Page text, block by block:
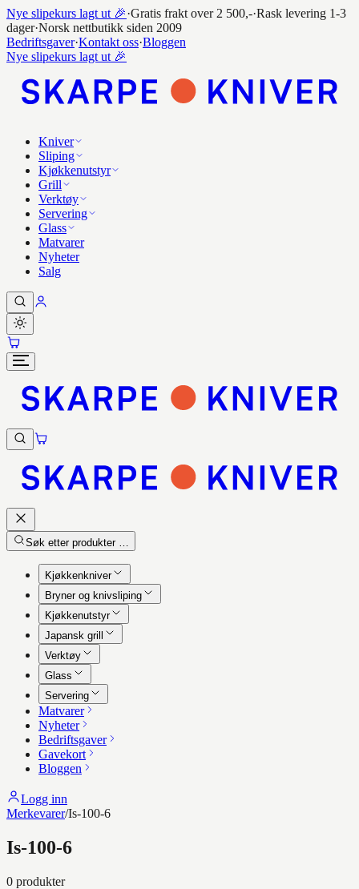
Nye slipekurs lagt ut 🎉·Gratis frakt over 2 500,-·Rask levering 1-3
dager·Norsk nettbutikk siden 2009
Bedriftsgaver·Kontakt oss·Bloggen
Nye slipekurs lagt ut 🎉
Kniver
Sliping
Kjøkkenutstyr
Grill
Verktøy
Servering
Glass
Matvarer
Nyheter
Salg
Søk etter produkter …
Kjøkkenkniver
Bryner og knivsliping
Kjøkkenutstyr
Japansk grill
Verktøy
Glass
Servering
Matvarer
Nyheter
Bedriftsgaver
Gavekort
Bloggen
Logg inn
Merkevarer/Is-100-6
Is-100-6
0 produkter